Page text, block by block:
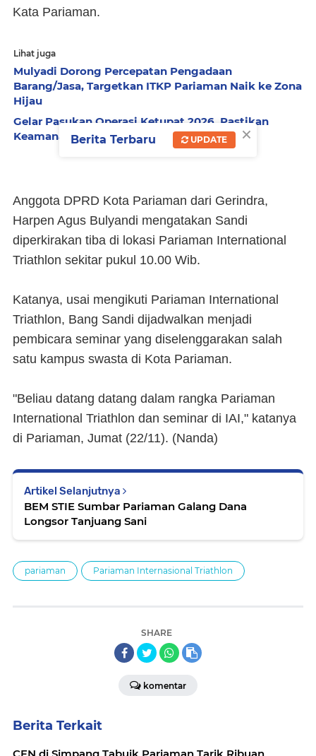
Kata Pariaman.
Lihat juga
Mulyadi Dorong Percepatan Pengadaan
Barang/Jasa, Targetkan ITKP Pariaman Naik ke Zona
Hijau
Gelar Pasukan Operasi Ketupat 2026, Pastikan
Keamanan Idul Fitri di Pariaman
Anggota DPRD Kota Pariaman dari Gerindra,
Harpen Agus Bulyandi mengatakan Sandi
diperkirakan tiba di lokasi Pariaman International
Triathlon sekitar pukul 10.00 Wib.
Katanya, usai mengikuti Pariaman International
Triathlon, Bang Sandi dijadwalkan menjadi
pembicara seminar yang diselenggarakan salah
satu kampus swasta di Kota Pariaman.
"Beliau datang datang dalam rangka Pariaman
International Triathlon dan seminar di IAI," katanya
di Pariaman, Jumat (22/11). (Nanda)
Artikel Selanjutnya
BEM STIE Sumbar Pariaman Galang Dana
Longsor Tanjuang Sani
pariaman Pariaman Internasional Triathlon
SHARE
komentar
Berita Terkait
×
Berita Terbaru UPDATE